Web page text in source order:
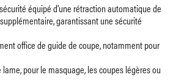
équipé d’une rétraction automatique de
garantissant une sécurité
office de guide de coupe, notamment pour
pour le masquage, les coupes légères ou